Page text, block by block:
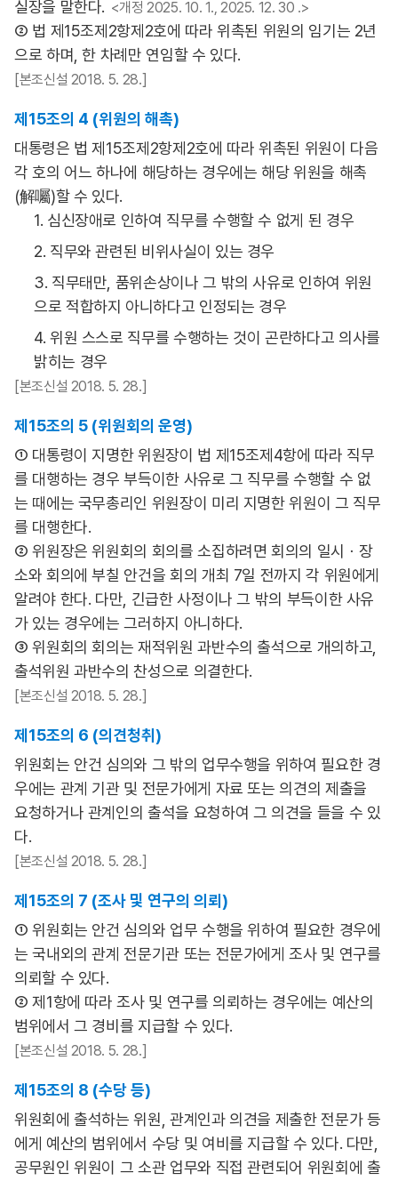
실장을 말한다. <개정 2025. 10. 1., 2025. 12. 30 .>
② 법 제15조제2항제2호에 따라 위촉된 위원의 임기는 2년
으로 하며, 한 차례만 연임할 수 있다.
[본조신설 2018. 5. 28.]
제15조의 4 (위원의 해촉)
대통령은 법 제15조제2항제2호에 따라 위촉된 위원이 다음
각 호의 어느 하나에 해당하는 경우에는 해당 위원을 해촉
(解囑)할 수 있다.
1. 심신장애로 인하여 직무를 수행할 수 없게 된 경우
2. 직무와 관련된 비위사실이 있는 경우
3. 직무태만, 품위손상이나 그 밖의 사유로 인하여 위원
으로 적합하지 아니하다고 인정되는 경우
4. 위원 스스로 직무를 수행하는 것이 곤란하다고 의사를
밝히는 경우
[본조신설 2018. 5. 28.]
제15조의 5 (위원회의 운영)
① 대통령이 지명한 위원장이 법 제15조제4항에 따라 직무
를 대행하는 경우 부득이한 사유로 그 직무를 수행할 수 없
는 때에는 국무총리인 위원장이 미리 지명한 위원이 그 직무
를 대행한다.
② 위원장은 위원회의 회의를 소집하려면 회의의 일시ㆍ장
소와 회의에 부칠 안건을 회의 개최 7일 전까지 각 위원에게
알려야 한다. 다만, 긴급한 사정이나 그 밖의 부득이한 사유
가 있는 경우에는 그러하지 아니하다.
③ 위원회의 회의는 재적위원 과반수의 출석으로 개의하고,
출석위원 과반수의 찬성으로 의결한다.
[본조신설 2018. 5. 28.]
제15조의 6 (의견청취)
위원회는 안건 심의와 그 밖의 업무수행을 위하여 필요한 경
우에는 관계 기관 및 전문가에게 자료 또는 의견의 제출을
요청하거나 관계인의 출석을 요청하여 그 의견을 들을 수 있
다.
[본조신설 2018. 5. 28.]
제15조의 7 (조사 및 연구의 의뢰)
① 위원회는 안건 심의와 업무 수행을 위하여 필요한 경우에
는 국내외의 관계 전문기관 또는 전문가에게 조사 및 연구를
의뢰할 수 있다.
② 제1항에 따라 조사 및 연구를 의뢰하는 경우에는 예산의
범위에서 그 경비를 지급할 수 있다.
[본조신설 2018. 5. 28.]
제15조의 8 (수당 등)
위원회에 출석하는 위원, 관계인과 의견을 제출한 전문가 등
에게 예산의 범위에서 수당 및 여비를 지급할 수 있다. 다만,
공무원인 위원이 그 소관 업무와 직접 관련되어 위원회에 출